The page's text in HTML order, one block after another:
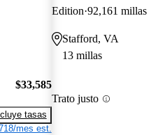
$33,585
tasas
mes est.
Edition 92,161 millas
Stafford, VA
13 millas
Trato justo